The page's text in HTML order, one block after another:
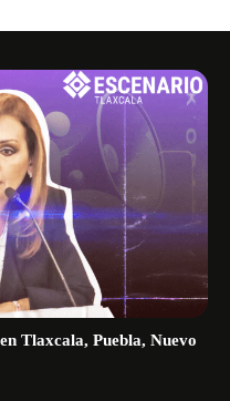
Tlaxcala, Puebla, Nuevo